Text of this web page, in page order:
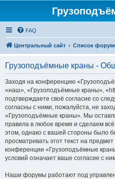
FAQ
Центральный сайт Список
Грузоподъёмные краны -
Заходя на конференцию
«наш», «Грузоподъёмные краны»,
подтверждаете своё согласие со
согласны с ними, пожалуйста, не
«Грузоподъёмные краны». Мы
правила в любое время и сделаем
этом, однако с вашей стороны было
просматривать этот текст на
конференции «Грузоподъёмные
условий означает ваше согласие с
Наши форумы работают под